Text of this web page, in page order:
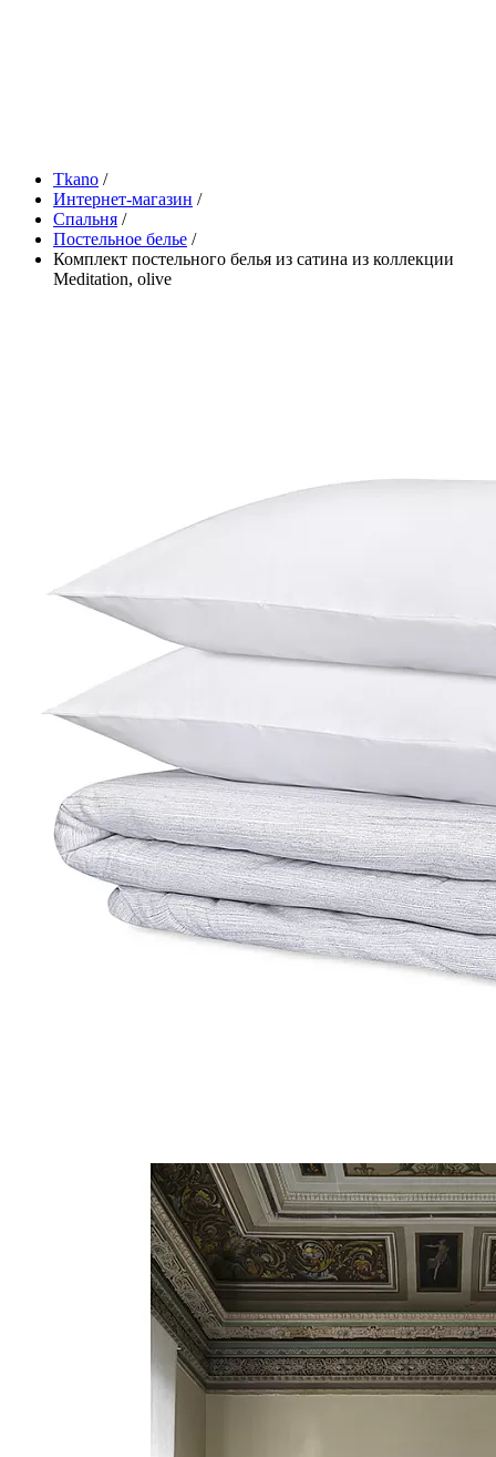
Tkano /
Интернет-магазин /
Спальня /
Постельное белье /
Комплект постельного белья из сатина из коллекции
Meditation, olive